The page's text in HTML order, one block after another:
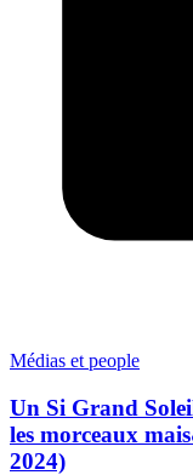
Médias et people
Un Si Grand
les morceaux
2024)